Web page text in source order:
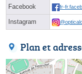
Facebook fr-
Instagram
Plan et